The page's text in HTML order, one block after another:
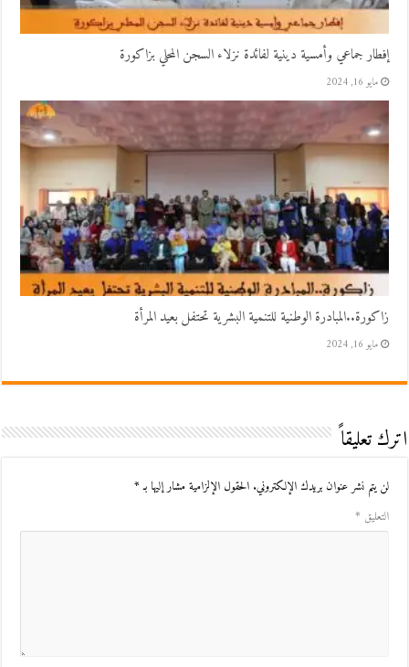
إفطار جماعي وأمسية دينية لفائدة نزلاء السجن المحلي بزاكورة
مايو 16, 2024
زاكورة..المبادرة الوطنية للتنمية البشرية تحتفل بعيد المرأة
مايو 16, 2024
اترك تعليقاً
لن يتم نشر عنوان بريدك الإلكتروني. الحقول الإلزامية مشار إليها بـ*
التعليق *